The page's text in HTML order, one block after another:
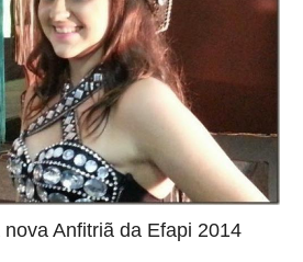
Anfitriã da Efapi 2014